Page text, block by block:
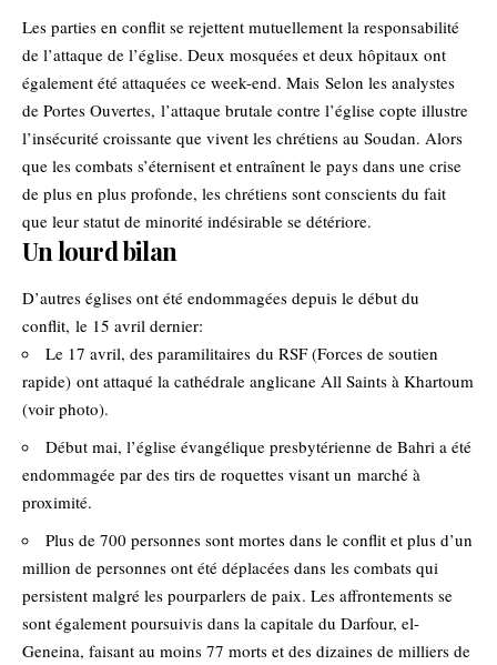
Les parties en conflit se rejettent mutuellement la responsabilité
de l’attaque de l’église. Deux mosquées et deux hôpitaux ont
également été attaquées ce week-end. Mais Selon les analystes
de Portes Ouvertes, l’attaque brutale contre l’église copte illustre
l’insécurité croissante que vivent les chrétiens au Soudan. Alors
que les combats s’éternisent et entraînent le pays dans une crise
de plus en plus profonde, les chrétiens sont conscients du fait
que leur statut de minorité indésirable se détériore.
Un lourd bilan
D’autres églises ont été endommagées depuis le début du
conflit, le 15 avril dernier:
Le 17 avril, des paramilitaires du RSF (Forces de soutien
rapide) ont attaqué la cathédrale anglicane All Saints à Khartoum
(voir photo).
Début mai, l’église évangélique presbytérienne de Bahri a été
endommagée par des tirs de roquettes visant un marché à
proximité.
Plus de 700 personnes sont mortes dans le conflit et plus d’un
million de personnes ont été déplacées dans les combats qui
persistent malgré les pourparlers de paix. Les affrontements se
sont également poursuivis dans la capitale du Darfour, el-
Geneina, faisant au moins 77 morts et des dizaines de milliers de